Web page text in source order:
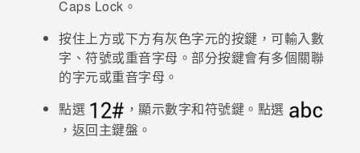
VIVELANDCaps Lock。
按住上方或下方有灰色字元的按鍵，可輸入數
字、符號或重音字母。部分按鍵會有多個關聯
的字元或重音字母。
點選
，顯示數字和符號鍵。點選
，返回主鍵盤。